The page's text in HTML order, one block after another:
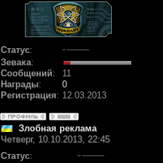
Статус:
Зевака:
Сообщений:
11
Награды:
0
Регистрация: 12.03.2013
Злобная реклама
Четверг, 10.10.2013, 22:45
Статус: